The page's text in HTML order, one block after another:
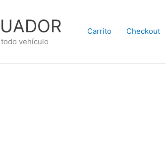
vehículo
Carrito Checkout